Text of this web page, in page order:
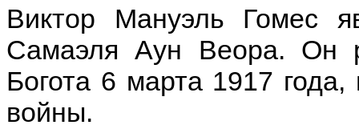
Виктор Мануэль Гомес
Самаэля Аун Веора. Он
Богота 6 марта 1917
войны.